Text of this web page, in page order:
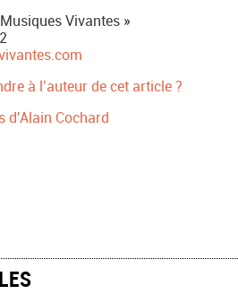
Vivantes »
à l’auteur de cet article ?
d'Alain Cochard